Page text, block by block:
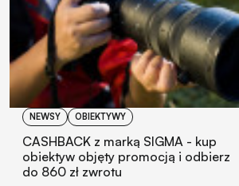
NEWSY OBIEKTYWY
CASHBACK z marką SIGMA - kup
obiektyw objęty promocją i odbierz
do 860 zł zwrotu